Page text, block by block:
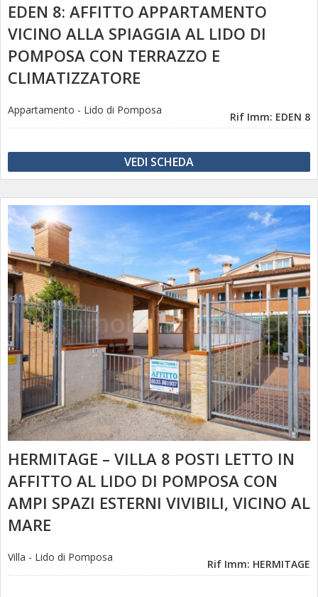
EDEN 8: AFFITTO APPARTAMENTO
VICINO ALLA SPIAGGIA AL LIDO DI
POMPOSA CON TERRAZZO E
CLIMATIZZATORE
Appartamento - Lido di Pomposa
Rif Imm: EDEN 8
VEDI SCHEDA
HERMITAGE – VILLA 8 POSTI LETTO IN
AFFITTO AL LIDO DI POMPOSA CON
AMPI SPAZI ESTERNI VIVIBILI, VICINO AL
MARE
Villa - Lido di Pomposa
Rif Imm: HERMITAGE